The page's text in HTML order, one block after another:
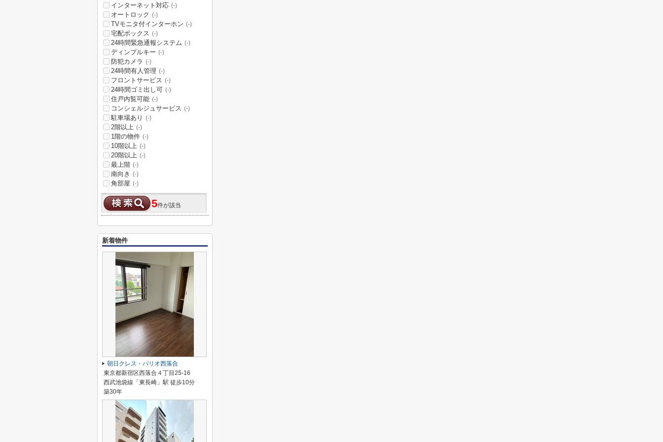
インターネット対応 (-)
オートロック (-)
TVモニタ付インターホン (-)
宅配ボックス (-)
24時間緊急通報システム (-)
ディンプルキー (-)
防犯カメラ (-)
24時間有人管理 (-)
フロントサービス (-)
24時間ゴミ出し可 (-)
住戸内覧可能 (-)
コンシェルジュサービス (-)
駐車場あり (-)
2階以上 (-)
1階の物件 (-)
10階以上 (-)
20階以上 (-)
最上階 (-)
南向き (-)
角部屋 (-)
5件が該当
新着物件
朝日クレス・パリオ西落合
東京都新宿区西落合４丁目25-16
西武池袋線「東長崎」駅 徒歩10分
築30年